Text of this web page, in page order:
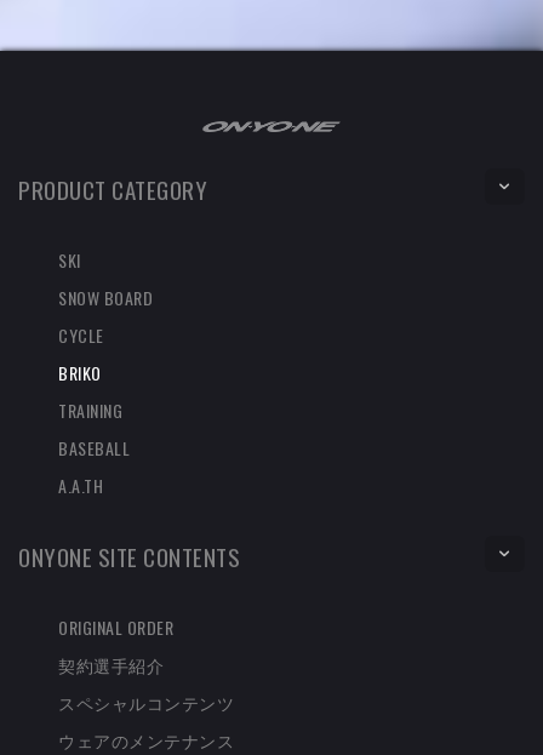
PRODUCT CATEGORY
SKI
SNOW BOARD
CYCLE
BRIKO
TRAINING
BASEBALL
A.A.TH
ONYONE SITE CONTENTS
ORIGINAL ORDER
契約選手紹介
スペシャルコンテンツ
ウェアのメンテナンス